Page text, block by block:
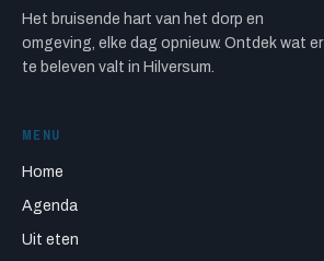
Het bruisende hart van het dorp en
omgeving, elke dag opnieuw. Ontdek wat er
te beleven valt in Hilversum.
MENU
Home
Agenda
Uit eten